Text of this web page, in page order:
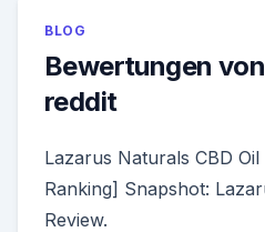
BLOG
Bewertungen
reddit
Lazarus Naturals CBD
Ranking] Snapshot:
Review.